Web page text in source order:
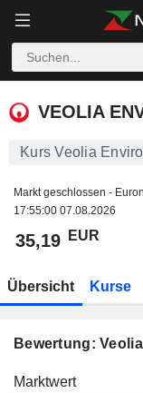
VEOLIA
VEOLIA
Kurs Veolia
Markt geschlossen -
17:55:00 07.08.2026
35,19 EUR
Übersicht Kurse
Bewertung:
Marktwert